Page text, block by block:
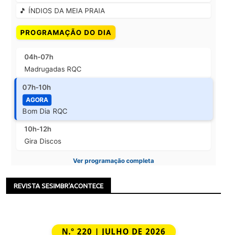
🎵 ÍNDIOS DA MEIA PRAIA
PROGRAMAÇÃO DO DIA
04h-07h
Madrugadas RQC
07h-10h
AGORA
Bom Dia RQC
10h-12h
Gira Discos
Ver programação completa
REVISTA SESIMBR'ACONTECE
N.º 220 | JULHO DE 2026